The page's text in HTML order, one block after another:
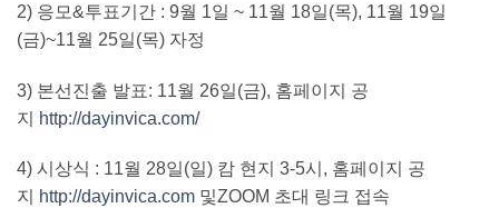
2) 응모&투표기간 : 9월 1일 ~ 11월 18일(목), 11월 19일
(금)~11월 25일(목) 자정
3) 본선진출 발표: 11월 26일(금), 홈페이지 공
지
http://dayinvica.com/
4) 시상식 : 11월 28일(일) 캄 현지 3-5시 , 홈페이지 공
지
http://dayinvica.com 및ZOOM 초대 링크 접속